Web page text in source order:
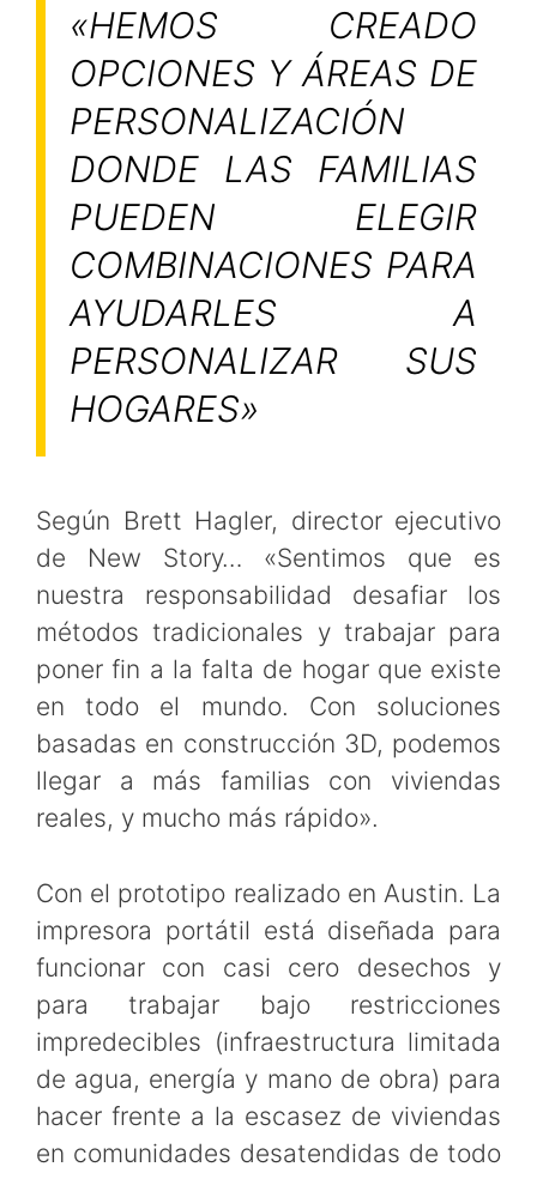
«HEMOS CREADO
OPCIONES Y ÁREAS DE
PERSONALIZACIÓN
DONDE LAS FAMILIAS
PUEDEN ELEGIR
COMBINACIONES PARA
AYUDARLES A
PERSONALIZAR SUS
HOGARES»
Según Brett Hagler, director ejecutivo
de New Story… «Sentimos que es
nuestra responsabilidad desafiar los
métodos tradicionales y trabajar para
poner fin a la falta de hogar que existe
en todo el mundo. Con soluciones
basadas en construcción 3D, podemos
llegar a más familias con viviendas
reales, y mucho más rápido».
Con el prototipo realizado en Austin. La
impresora portátil está diseñada para
funcionar con casi cero desechos y
para trabajar bajo restricciones
impredecibles (infraestructura limitada
de agua, energía y mano de obra) para
hacer frente a la escasez de viviendas
en comunidades desatendidas de todo